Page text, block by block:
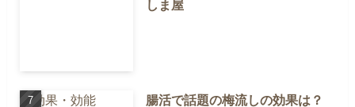
しま屋
腸活で話題の梅流しの効果は？